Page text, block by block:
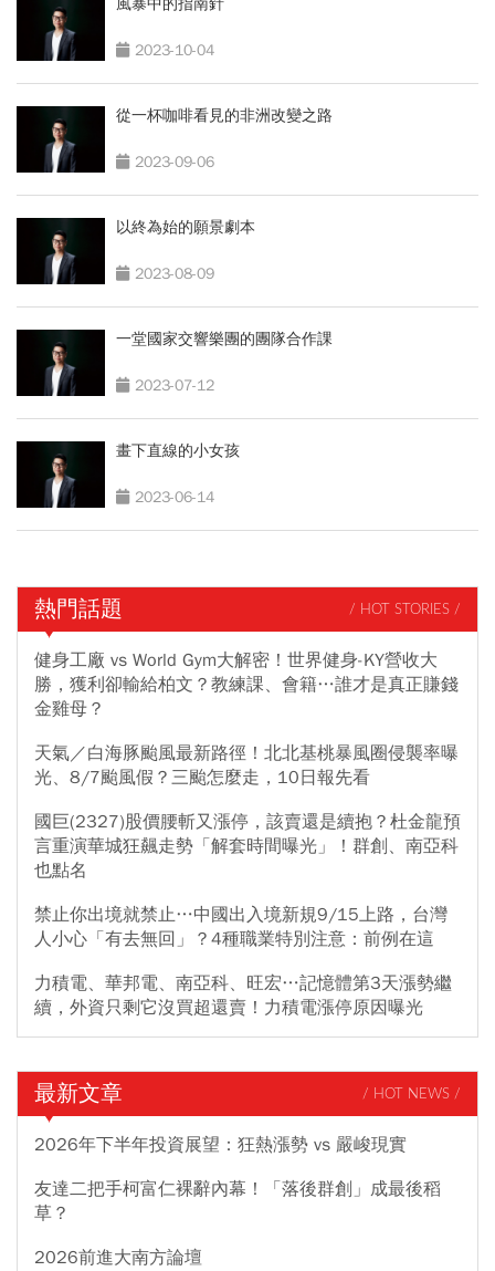
風暴中的指南針
2023-10-04
從一杯咖啡看見的非洲改變之路
2023-09-06
以終為始的願景劇本
2023-08-09
一堂國家交響樂團的團隊合作課
2023-07-12
畫下直線的小女孩
2023-06-14
熱門話題 / HOT STORIES /
健身工廠 vs World Gym大解密！世界健身-KY營收大
勝，獲利卻輸給柏文？教練課、會籍…誰才是真正賺錢
金雞母？
天氣／白海豚颱風最新路徑！北北基桃暴風圈侵襲率曝
光、8/7颱風假？三颱怎麼走，10日報先看
國巨(2327)股價腰斬又漲停，該賣還是續抱？杜金龍預
言重演華城狂飆走勢「解套時間曝光」！群創、南亞科
也點名
禁止你出境就禁止…中國出入境新規9/15上路，台灣
人小心「有去無回」？4種職業特別注意：前例在這
力積電、華邦電、南亞科、旺宏…記憶體第3天漲勢繼
續，外資只剩它沒買超還賣！力積電漲停原因曝光
最新文章 / HOT NEWS /
2026年下半年投資展望：狂熱漲勢 vs 嚴峻現實
友達二把手柯富仁裸辭內幕！「落後群創」成最後稻
草？
2026前進大南方論壇